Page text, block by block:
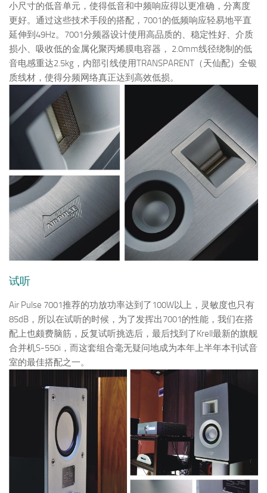
小尺寸的低音单元，使得低音和中频响应得以更准确，分离度
更好。通过这些技术手段的搭配，7001的低频响应轻易地平直
延伸到49Hz。7001分频器设计使用高品质的、稳定性好、介质
损小、吸收低的金属化聚丙烯膜电容器， 2.0mm线径绕制的低
音电感重达2.5kg，内部引线使用TRANSPARENT（天仙配）全银
质线材，使得分频网络真正达到高效低损。
试听
Air Pulse 7001推荐的功放功率达到了100W以上，灵敏度也只有
85dB，所以在试听的时候，为了发挥出7001的性能，我们在搭
配上也颇费脑筋，反复试听挑选后，最后找到了Krell最新的旗舰
合并机S-550i，而这套组合毫无疑问地成为本年上半年本刊试音
室的最佳搭配之一。